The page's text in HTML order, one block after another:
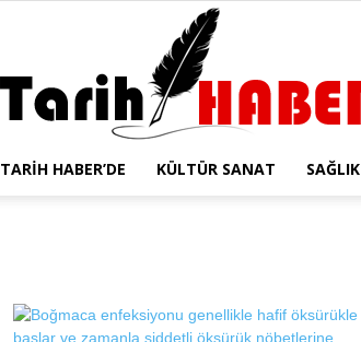
TARIH HABER’DE KÜLTÜR SANAT SAĞLIK